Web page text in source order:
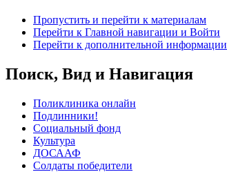
Пропустить и перейти к материалам
Перейти к Главной навигации и Войти
Перейти к дополнительной информации
Поиск, Вид и Навигация
Поликлиника онлайн
Подлинники!
Социальный фонд
Культура
ДОСААФ
Солдаты победители